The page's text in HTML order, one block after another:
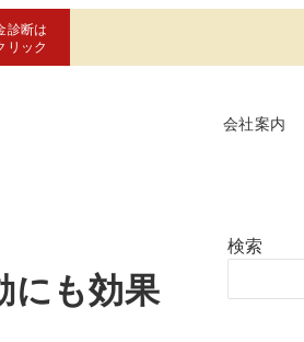
診断は
リック
会社案内
にも効果
検索